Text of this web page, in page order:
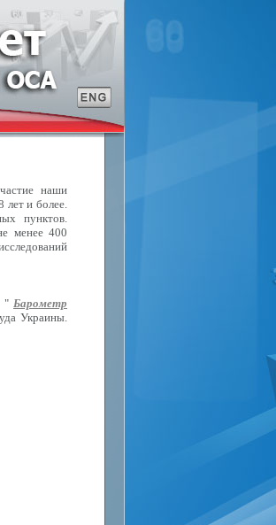
наши
лет и более.
пунктов.
менее 400
" Барометр
Украины.